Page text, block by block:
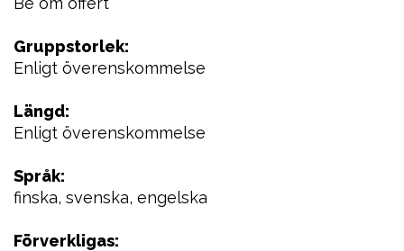
Gruppstorlek:
Enligt överenskommelse
Längd:
Enligt överenskommelse
Språk:
finska, svenska, engelska
Förverkligas: